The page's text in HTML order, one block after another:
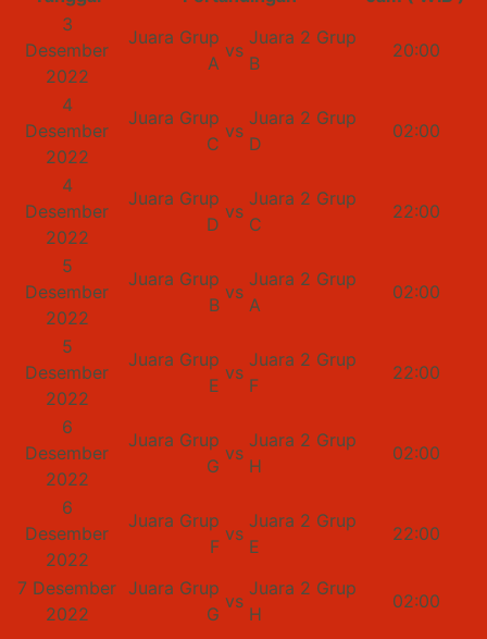
3
Desember
2022
Juara Grup
A
vs
Juara 2 Grup
B
20:00
4
Desember
2022
Juara Grup
C
vs
Juara 2 Grup
D
02:00
4
Desember
2022
Juara Grup
D
vs
Juara 2 Grup
C
22:00
5
Desember
2022
Juara Grup
B
vs
Juara 2 Grup
A
02:00
5
Desember
2022
Juara Grup
E
vs
Juara 2 Grup
F
22:00
6
Desember
2022
Juara Grup
G
vs
Juara 2 Grup
H
02:00
6
Desember
2022
Juara Grup
F
vs
Juara 2 Grup
E
22:00
7 Desember
2022
Juara Grup
G
vs
Juara 2 Grup
H
02:00